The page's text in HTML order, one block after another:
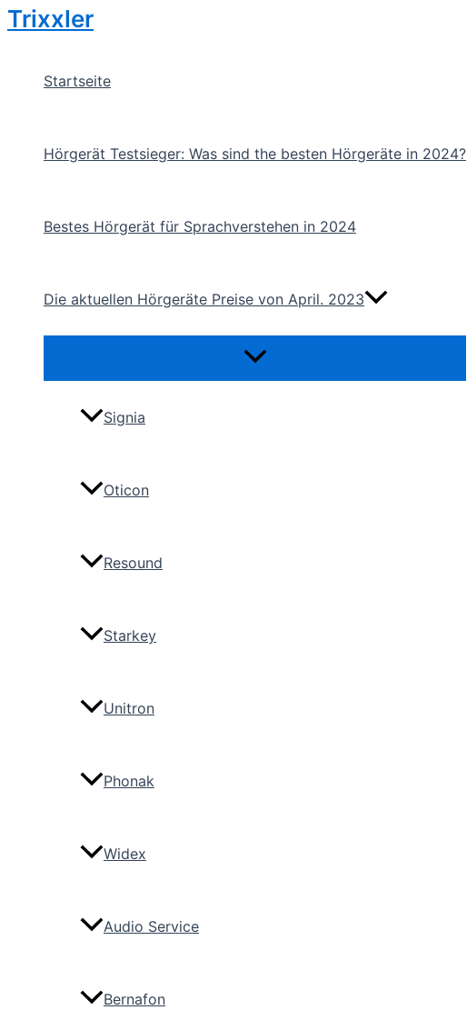
Zum
Trixxler
Startseite
Hörgerät Testsieger: Was sind the besten Hörgeräte in 2024?
Bestes Hörgerät für Sprachverstehen in 2024
Die aktuellen Hörgeräte Preise von April. 2023
Menü
Signia
Oticon
Resound
Starkey
Unitron
Phonak
Widex
Audio Service
Bernafon